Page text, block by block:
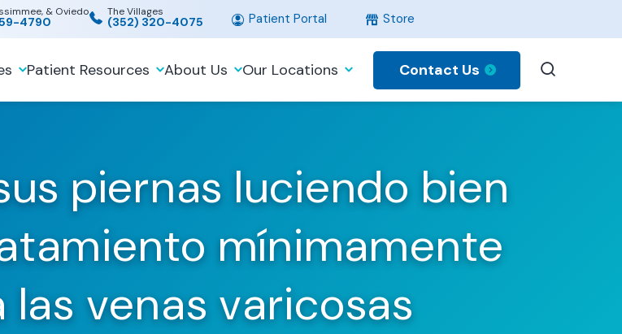
& Oviedo
4790
The Villages
(352) 320-4075 Patient Portal Store
Patient Resources About Us Our Locations Contact Us
piernas luciendo bien
mínimamente
venas varicosas